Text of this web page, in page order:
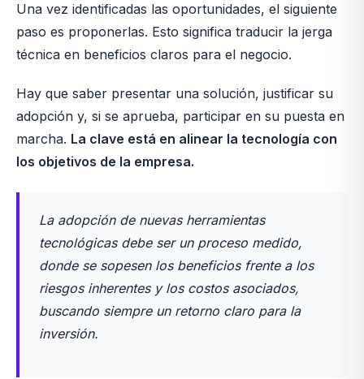
Una vez identificadas las oportunidades, el siguiente
paso es proponerlas. Esto significa traducir la jerga
técnica en beneficios claros para el negocio.
Hay que saber presentar una solución, justificar su
adopción y, si se aprueba, participar en su puesta en
marcha. La clave está en alinear la tecnología con
los objetivos de la empresa.
La adopción de nuevas herramientas
tecnológicas debe ser un proceso medido,
donde se sopesen los beneficios frente a los
riesgos inherentes y los costos asociados,
buscando siempre un retorno claro para la
inversión.